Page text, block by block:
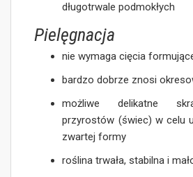
długotrwale podmokłych
Pielęgnacja
nie wymaga cięcia
bardzo dobrze znosi
możliwe delikatne
przyrostów (świec) w celu
zwartej formy
roślina trwała, stabilna i